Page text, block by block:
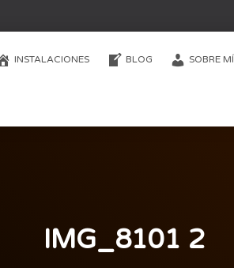
INSTALACIONES BLOG SOBRE MÍ
IMG_8101 2